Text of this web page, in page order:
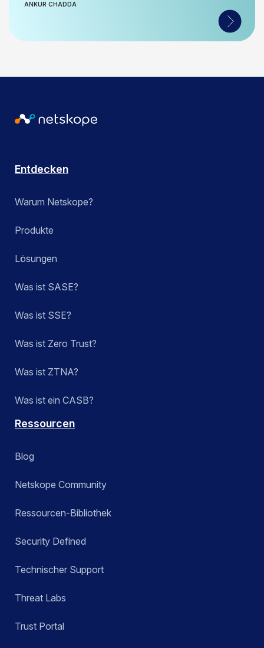
ANKUR CHADDA
Entdecken
Warum Netskope?
Produkte
Lösungen
Was ist SASE?
Was ist SSE?
Was ist Zero Trust?
Was ist ZTNA?
Was ist ein CASB?
Ressourcen
Blog
Netskope Community
Ressourcen-Bibliothek
Security Defined
Technischer Support
Threat Labs
Trust Portal